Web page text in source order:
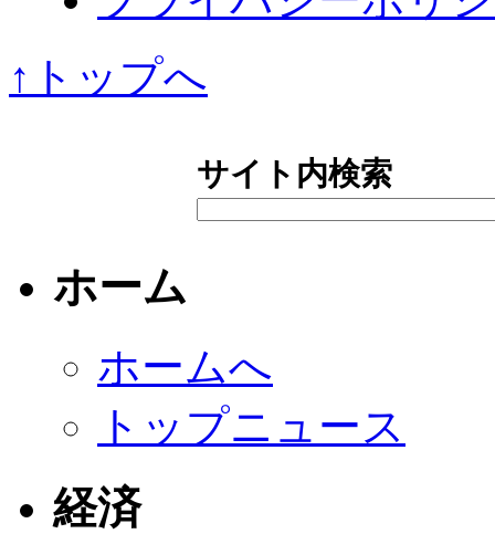
↑トップへ
サイト内検索
ホーム
ホームへ
トップニュース
経済